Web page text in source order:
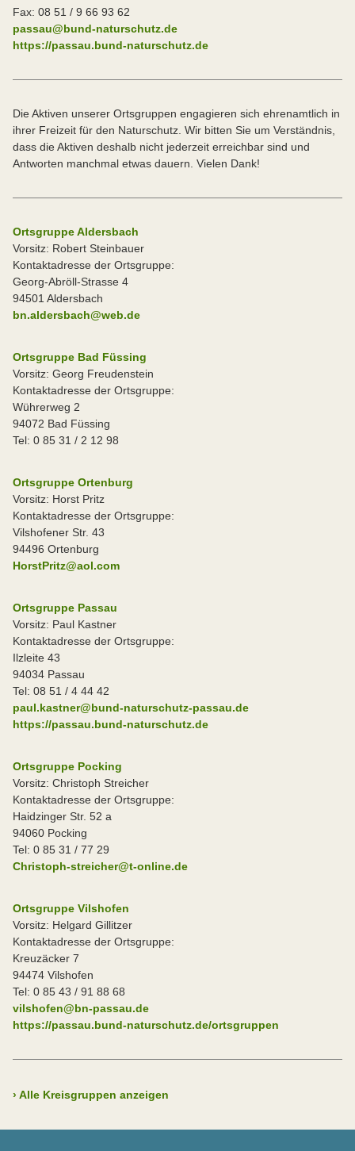
Fax: 08 51 / 9 66 93 62
passau@bund-naturschutz.de
https://passau.bund-naturschutz.de
Die Aktiven unserer Ortsgruppen engagieren sich ehrenamtlich in
ihrer Freizeit für den Naturschutz. Wir bitten Sie um Verständnis,
dass die Aktiven deshalb nicht jederzeit erreichbar sind und
Antworten manchmal etwas dauern. Vielen Dank!
Ortsgruppe Aldersbach
Vorsitz: Robert Steinbauer
Kontaktadresse der Ortsgruppe:
Georg-Abröll-Strasse 4
94501 Aldersbach
bn.aldersbach@web.de
Ortsgruppe Bad Füssing
Vorsitz: Georg Freudenstein
Kontaktadresse der Ortsgruppe:
Wührerweg 2
94072 Bad Füssing
Tel: 0 85 31 / 2 12 98
Ortsgruppe Ortenburg
Vorsitz: Horst Pritz
Kontaktadresse der Ortsgruppe:
Vilshofener Str. 43
94496 Ortenburg
HorstPritz@aol.com
Ortsgruppe Passau
Vorsitz: Paul Kastner
Kontaktadresse der Ortsgruppe:
Ilzleite 43
94034 Passau
Tel: 08 51 / 4 44 42
paul.kastner@bund-naturschutz-passau.de
https://passau.bund-naturschutz.de
Ortsgruppe Pocking
Vorsitz: Christoph Streicher
Kontaktadresse der Ortsgruppe:
Haidzinger Str. 52 a
94060 Pocking
Tel: 0 85 31 / 77 29
Christoph-streicher@t-online.de
Ortsgruppe Vilshofen
Vorsitz: Helgard Gillitzer
Kontaktadresse der Ortsgruppe:
Kreuzäcker 7
94474 Vilshofen
Tel: 0 85 43 / 91 88 68
vilshofen@bn-passau.de
https://passau.bund-naturschutz.de/ortsgruppen
› Alle Kreisgruppen anzeigen